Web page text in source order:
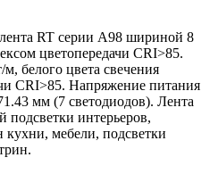
RT серии A98 шириной 8
цветопередачи CRI>85.
белого цвета свечения
CRI>85. Напряжение питания
мм (7 светодиодов). Лента
подсветки интерьеров,
мебели, подсветки